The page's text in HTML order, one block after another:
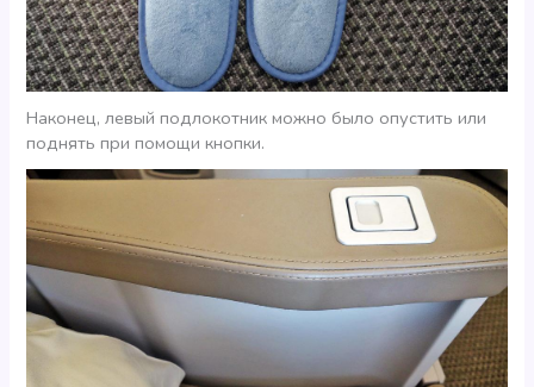
Наконец, левый подлокотник можно было опустить или
поднять при помощи кнопки.